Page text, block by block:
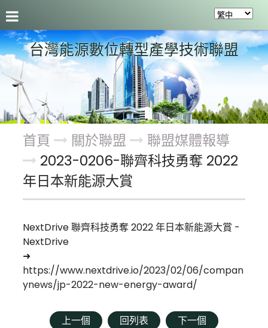
台灣能源數位轉型產學技術聯盟
聯盟介紹 最新活動及成果 會員服務 關於聯盟
首頁 關於聯盟
聯盟媒體報導
2023-0206-聯齊科技勇奪 2022
年日本新能源大賞
NextDrive 聯齊科技勇奪 2022 年日本新能源大賞 -
NextDrive
➜
https://www.nextdrive.io/2023/02/06/compan
ynews/jp-2022-new-energy-award/
上一個 回列表 下一個